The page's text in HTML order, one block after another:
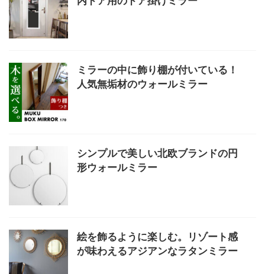
ミラーの中に飾り棚が付いている！
人気無垢材のウォールミラー
シンプルで美しい北欧ブランドの円
形ウォールミラー
絵を飾るように楽しむ。リゾート感
が味わえるアジアンなラタンミラー